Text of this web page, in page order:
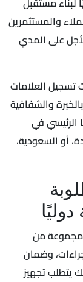
والمستثمرين
على المدي
تسجيل العلامات
والشفافية
الرئيسي في
أو السعودية،
مجموعة من
وضمان
يتطلب تجهيز